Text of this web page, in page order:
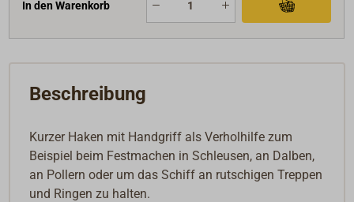
In den Warenkorb
Beschreibung
Kurzer Haken mit Handgriff als Verholhilfe zum
Beispiel beim Festmachen in Schleusen, an Dalben,
an Pollern oder um das Schiff an rutschigen Treppen
und Ringen zu halten.